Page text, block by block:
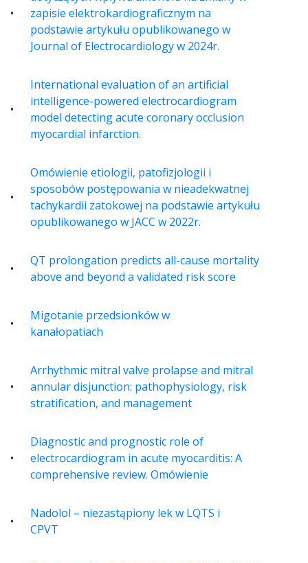
zapisie elektrokardiograficznym na
podstawie artykułu opublikowanego w
Journal of Electrocardiology w 2024r.
International evaluation of an artificial
intelligence-powered electrocardiogram
model detecting acute coronary occlusion
myocardial infarction.
Omówienie etiologii, patofizjologii i
sposobów postępowania w nieadekwatnej
tachykardii zatokowej na podstawie artykułu
opublikowanego w JACC w 2022r.
QT prolongation predicts all-cause mortality
above and beyond a validated risk score
Migotanie przedsionków w
kanałopatiach
Arrhythmic mitral valve prolapse and mitral
annular disjunction: pathophysiology, risk
stratification, and management
Diagnostic and prognostic role of
electrocardiogram in acute myocarditis: A
comprehensive review. Omówienie
Nadolol – niezastąpiony lek w LQTS i
CPVT